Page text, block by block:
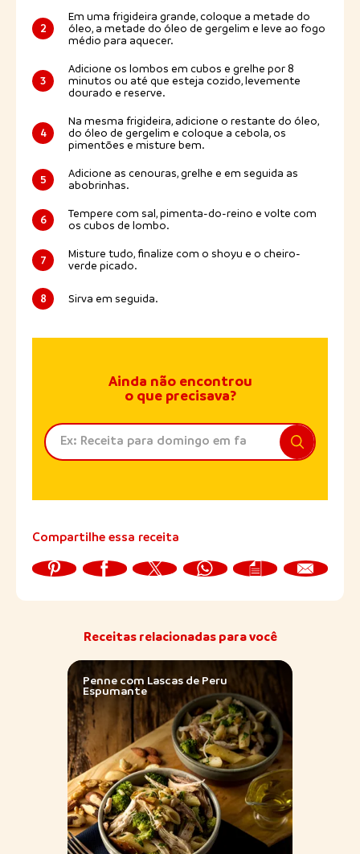
2
Em uma frigideira grande, coloque a metade do
óleo, a metade do óleo de gergelim e leve ao fogo
médio para aquecer.
3
Adicione os lombos em cubos e grelhe por 8
minutos ou até que esteja cozido, levemente
dourado e reserve.
4
Na mesma frigideira, adicione o restante do óleo,
do óleo de gergelim e coloque a cebola, os
pimentões e misture bem.
5
Adicione as cenouras, grelhe e em seguida as
abobrinhas.
6
Tempere com sal, pimenta-do-reino e volte com
os cubos de lombo.
7
Misture tudo, finalize com o shoyu e o cheiro-
verde picado.
8 Sirva em seguida.
Ainda não encontrou
o que precisava?
Compartilhe essa receita
Receitas relacionadas para você
Penne com Lascas de Peru
Espumante